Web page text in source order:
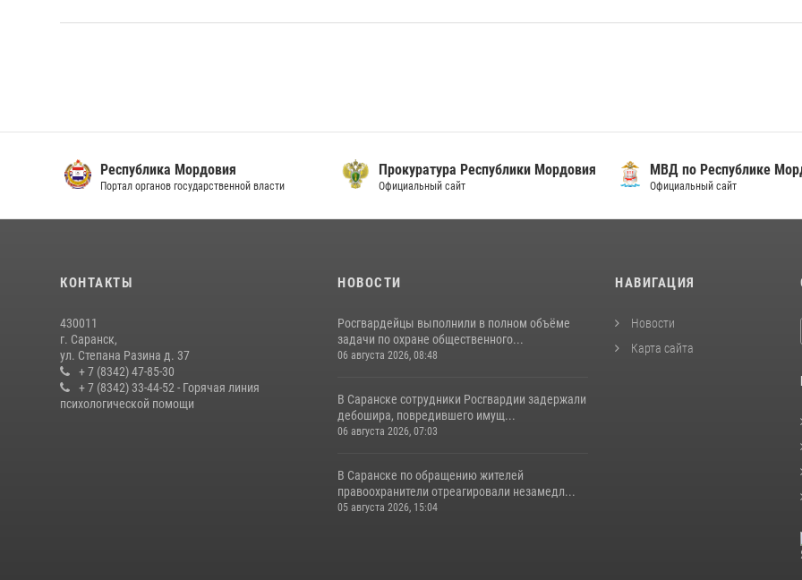
Республика Мордовия
Портал органов государственной власти
Прокуратура Республики Мордовия
Официальный сайт
МВД по Республике
Официальный сайт
КОНТАКТЫ
430011
г. Саранск,
ул. Степана Разина д. 37
+ 7 (8342) 47-85-30
+ 7 (8342) 33-44-52 - Горячая линия
психологической помощи
НОВОСТИ
Росгвардейцы выполнили в полном объёме
задачи по охране общественного...
06 августа 2026, 08:48
В Саранске сотрудники Росгвардии задержали
дебошира, повредившего имущ...
06 августа 2026, 07:03
В Саранске по обращению жителей
правоохранители отреагировали незамедл...
05 августа 2026, 15:04
НАВИГАЦИЯ
Новости
Карта сайта